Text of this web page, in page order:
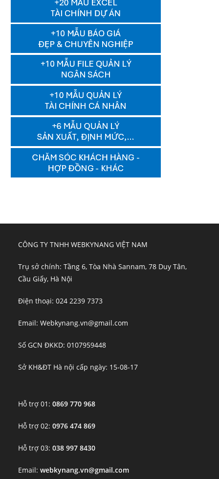
CÔNG TY TNHH WEBKYNANG VIỆT NAM
Trụ sở chính: Tầng 6, Tòa Nhà Sannam, 78 Duy Tân,
Cầu Giấy, Hà Nội
Điện thoại: 024 2239 7373
Email: Webkynang.vn@gmail.com
Số GCN ĐKKD: 0107959448
Sở KH&ĐT Hà nội cấp ngày: 15-08-17
Hỗ trợ 01:0869 770 968
Hỗ trợ 02:0976 474 869
Hỗ trợ 03:038 997 8430
Email:webkynang.vn@gmail.com